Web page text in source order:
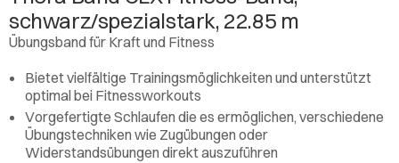
schwarz/spezialstark, 22.85 m
Übungsband für Kraft und Fitness
Bietet vielfältige Trainingsmöglichkeiten und unterstützt
optimal bei Fitnessworkouts
Vorgefertigte Schlaufen die es ermöglichen, verschiedene
Übungstechniken wie Zugübungen oder
Widerstandsübungen direkt auszuführen